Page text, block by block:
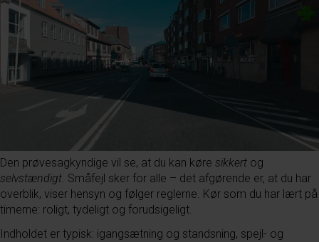
Den prøvesagkyndige vil se, at du kan køre sikkert og
selvstændigt . Småfejl sker for alle – det afgørende er, at du har
overblik, viser hensyn og følger reglerne. Kør som du har lært på
timerne: roligt, tydeligt og forudsigeligt.
Indholdet er typisk: igangsætning og standsning, spejl- og